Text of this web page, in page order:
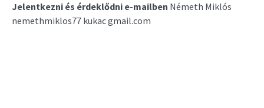
Jelentkezni és érdeklődni e-mailben Németh Miklós
nemethmiklos77 kukac gmail.com